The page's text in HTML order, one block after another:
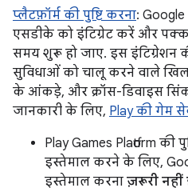
प्लैटफ़ॉर्म की पुष्टि करना:
एसडीके को इंटिग्रेट करें और
समय शुरू हो जाए. इस इंटिग्रेशन
सुविधाओं को चालू करने वाले
के आंकड़े, और क्रॉस-डिवाइस सिंक
जानकारी के लिए, Play की गेम
Play Games Platform की
इस्तेमाल करने के लिए,
इस्तेमाल करना ज़रूरी नहीं